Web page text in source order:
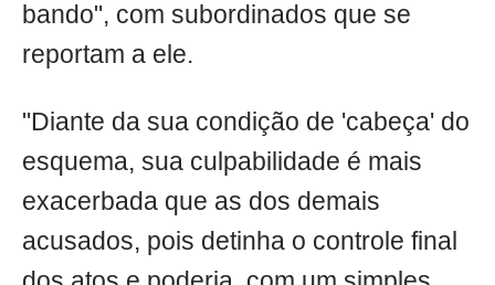
bando", com subordinados que se
reportam a ele.
"Diante da sua condição de 'cabeça' do
esquema, sua culpabilidade é mais
exacerbada que as dos demais
acusados, pois detinha o controle final